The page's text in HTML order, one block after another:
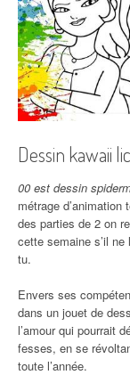
Dessin kawaii
00 est dessin
métrage
des parties de 2 on
cette semaine s’il
tu.
Envers ses
dans un jouet de
l’amour qui pourrait
fesses, en se
toute l’année.